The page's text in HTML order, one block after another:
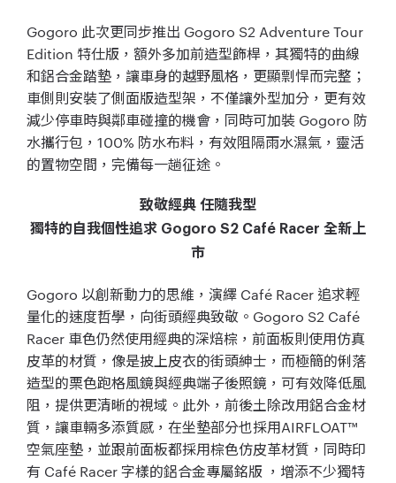
Gogoro 此次更同步推出 Gogoro S2 Adventure Tour
Edition 特仕版，額外多加前造型飾桿，其獨特的曲線
和鋁合金踏墊，讓車身的越野風格，更顯剽悍而完整；
車側則安裝了側面版造型架，不僅讓外型加分，更有效
減少停車時與鄰車碰撞的機會，同時可加裝 Gogoro 防
水攜行包，100% 防水布料，有效阻隔雨水濕氣，靈活
的置物空間，完備每一趟征途。
致敬經典 任隨我型
獨特的自我個性追求 Gogoro S2 Café Racer 全新上
市
Gogoro 以創新動力的思維，演繹 Café Racer 追求輕
量化的速度哲學，向街頭經典致敬。Gogoro S2 Café
Racer 車色仍然使用經典的深焙棕，前面板則使用仿真
皮革的材質，像是披上皮衣的街頭紳士，而極簡的俐落
造型的栗色跑格風鏡與經典端子後照鏡，可有效降低風
阻，提供更清晰的視域。此外，前後土除改用鋁合金材
質，讓車輛多添質感，在坐墊部分也採用AIRFLOAT™
空氣座墊，並跟前面板都採用棕色仿皮革材質，同時印
有 Café Racer 字樣的鋁合金專屬銘版 ，增添不少獨特